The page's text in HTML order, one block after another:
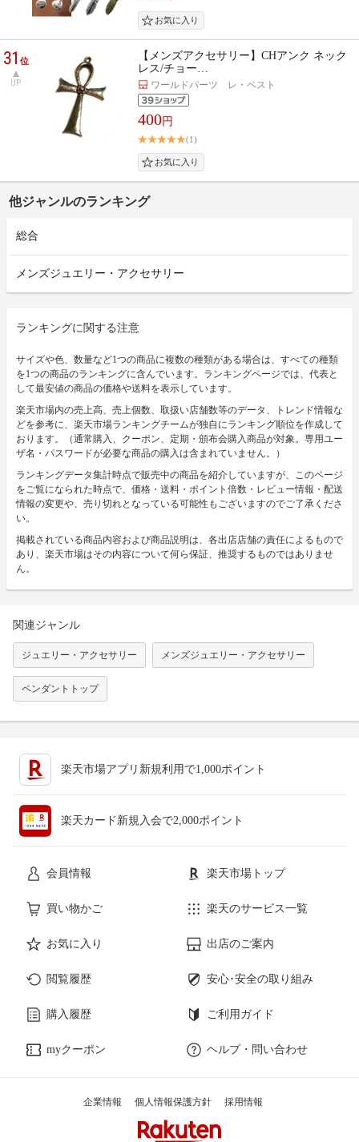
31位
UP
【メンズアクセサリー】CHアンク ネック
レス/チョー…
ワールドパーツ レ・ベスト
400円
(1)
他ジャンルのランキング
総合
メンズジュエリー・アクセサリー
ランキングに関する注意
サイズや色、数量など1つの商品に複数の種類がある場合は、すべての種類
を1つの商品のランキングに含んでいます。ランキングページでは、代表と
して最安値の商品の価格や送料を表示しています。
楽天市場内の売上高、売上個数、取扱い店舗数等のデータ、トレンド情報な
どを参考に、楽天市場ランキングチームが独自にランキング順位を作成して
おります。（通常購入、クーポン、定期・頒布会購入商品が対象。専用ユー
ザ名・パスワードが必要な商品の購入は含まれていません。）
ランキングデータ集計時点で販売中の商品を紹介していますが、このページ
をご覧になられた時点で、価格・送料・ポイント倍数・レビュー情報・配送
情報の変更や、売り切れとなっている可能性もございますのでご了承くださ
い。
掲載されている商品内容および商品説明は、各出店店舗の責任によるもので
あり、楽天市場はその内容について何ら保証、推奨するものではありませ
ん。
関連ジャンル
ジュエリー・アクセサリー メンズジュエリー・アクセサリー
ペンダントトップ
楽天市場アプリ新規利用で1,000ポイント
楽天カード新規入会で2,000ポイント
会員情報 楽天市場トップ
買い物かご 楽天のサービス一覧
お気に入り 出店のご案内
閲覧履歴 安心･安全の取り組み
購入履歴 ご利用ガイド
myクーポン ヘルプ・問い合わせ
企業情報 個人情報保護方針 採用情報